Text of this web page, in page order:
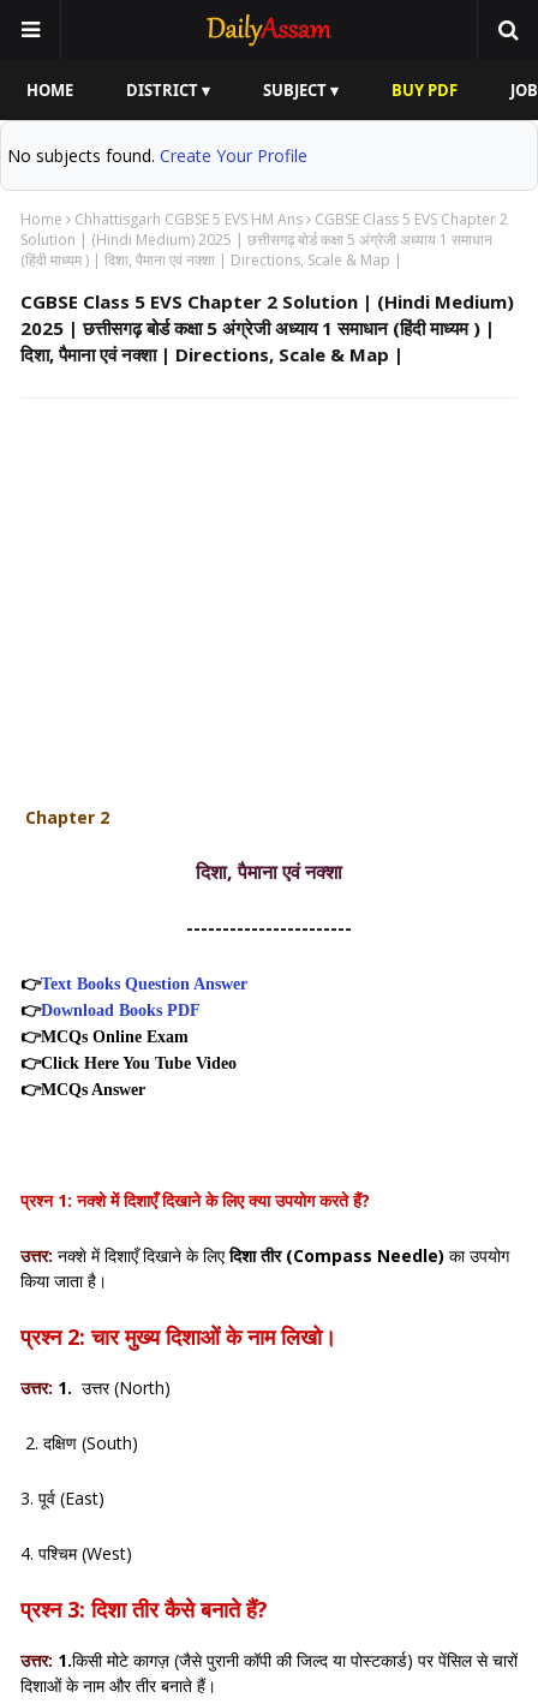
HOME DISTRICT ▾ SUBJECT ▾ BUY PDF
No subjects found. Create Your Profile
Home Chhattisgarh CGBSE 5 EVS HM Ans
CGBSE Class 5 EVS Chapter 2
Solution | (Hindi Medium) 2025 | छत्तीसगढ़ बोर्ड कक्षा 5 अंग्रेजी अध्याय 1 समाधान
(हिंदी माध्यम ) | दिशा, पैमाना एवं नक्शा | Directions, Scale & Map |
CGBSE Class 5 EVS Chapter 2 Solution | (Hindi Medium)
2025 | छत्तीसगढ़ बोर्ड कक्षा 5 अंग्रेजी अध्याय 1 समाधान (हिंदी माध्यम ) |
दिशा, पैमाना एवं नक्शा | Directions, Scale & Map |
Chapter 2
दिशा, पैमाना एवं नक्शा
-----------------------
👉Text Books Question Answer
👉Download Books PDF
👉MCQs Online Exam
👉Click Here You Tube Video
👉MCQs Answer
प्रश्न 1: नक्शे में दिशाएँ दिखाने के लिए क्या उपयोग करते हैं?
उत्तर: नक्शे में दिशाएँ दिखाने के लिएदिशा तीर (Compass Needle) का उपयोग
किया जाता है।
प्रश्न 2: चार मुख्य दिशाओं के नाम लिखो।
उत्तर: 1. उत्तर (North)
2. दक्षिण (South)
3. पूर्व (East)
4. पश्चिम (West)
प्रश्न 3: दिशा तीर कैसे बनाते हैं?
उत्तर: 1.किसी मोटे कागज़ (जैसे पुरानी कॉपी की जिल्द या पोस्टकार्ड) पर पेंसिल से चारों
दिशाओं के नाम और तीर बनाते हैं।